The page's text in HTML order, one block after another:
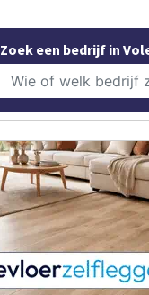
Zoek een bedrijf in